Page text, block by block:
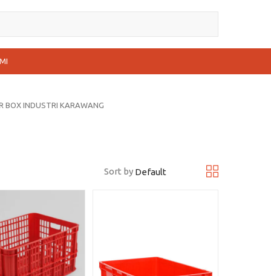
BOX INDUSTRI KARAWANG
Sort by